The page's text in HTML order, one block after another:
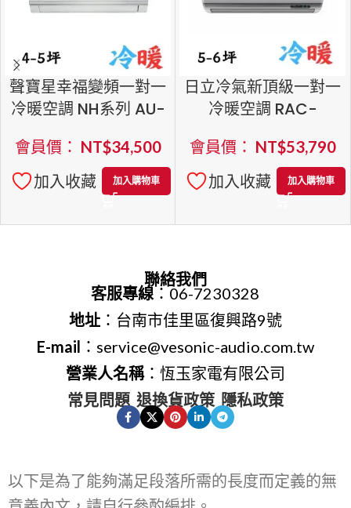
聲寶星幸福變頻一對一
冷暖空調 NH系列 AU-
NH36DC
會員價： NT$34,500
加入收藏
加入購物車
日立冷氣新頂級一對一
冷暖空調 RAC-
會員價： NT$53,790
加入收藏
加入購物車
聯絡我們
客服專線：06-7230328
地址：台南市佳里區復興路9號
E-mail ：service@vesonic-audio.com.tw
營業人名稱：恆玉家電有限公司
常見問題 退換貨政策 隱私政策
以下是為了能夠滿足段落所需的長度而定義的無